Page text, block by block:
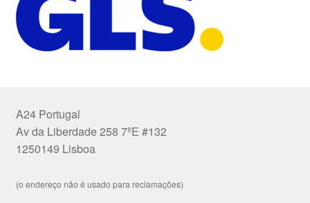
A24 Portugal
Av da Liberdade 258 7ºE #132
1250149 Lisboa
(o endereço não é usado para reclamações)